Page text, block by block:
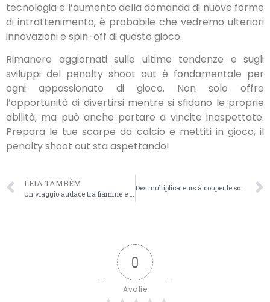
tecnologia e l’aumento della domanda di nuove forme
di intrattenimento, è probabile che vedremo ulteriori
innovazioni e spin-off di questo gioco.
Rimanere aggiornati sulle ultime tendenze e sugli
sviluppi del penalty shoot out è fondamentale per
ogni appassionato di gioco. Non solo offre
l’opportunità di divertirsi mentre si sfidano le proprie
abilità, ma può anche portare a vincite inaspettate.
Prepara le tue scarpe da calcio e mettiti in gioco, il
penalty shoot out sta aspettando!
LEIA TAMBÉM Des multiplicateurs à couper le souffle vous attendent dans avia masters android, le jeu où chaque v
0
Avalie